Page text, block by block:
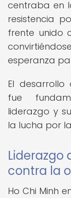
centraba en
resistencia
frente unido
esperanza
El desarrollo
fue
liderazgo y
la lucha por
Liderazgo
contra la
Ho Chi Minh